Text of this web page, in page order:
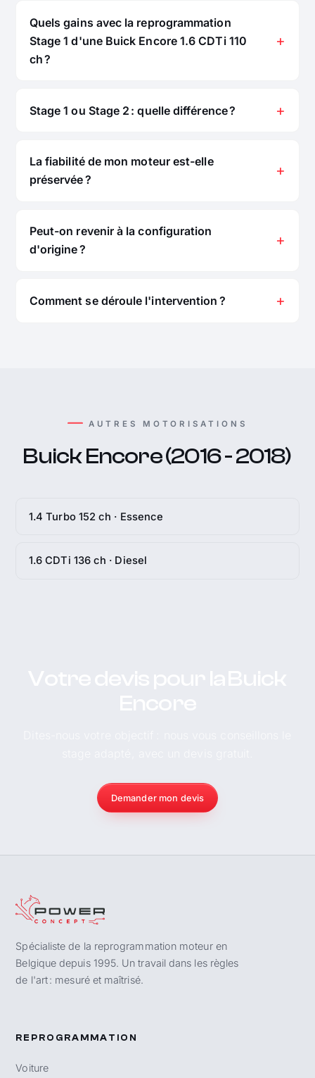
Quels gains avec la reprogrammation
Stage 1 d'une Buick Encore 1.6 CDTi 110
ch ?
Stage 1 ou Stage 2 : quelle différence ?
La fiabilité de mon moteur est-elle
préservée ?
Peut-on revenir à la configuration
d'origine ?
Comment se déroule l'intervention ?
AUTRES MOTORISATIONS
Buick Encore (2016 - 2018)
1.4 Turbo 152 ch · Essence
1.6 CDTi 136 ch · Diesel
Demander mon devis
Spécialiste de la reprogrammation moteur en
Belgique depuis 1995. Un travail dans les règles
de l'art : mesuré et maîtrisé.
REPROGRAMMATION
Voiture